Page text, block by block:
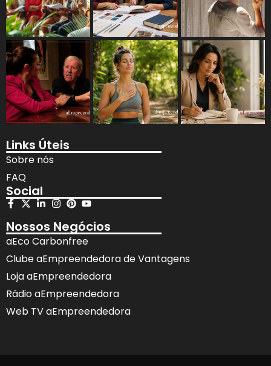
Links Úteis
Sobre nós
FAQ
Social
Nossos Negócios
aEco Carbonfree
Clube aEmpreendedora de Vantagens
Loja aEmpreendedora
Rádio aEmpreendedora
Web TV aEmpreendedora